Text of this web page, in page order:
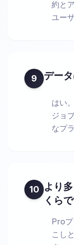
約と
ユー
9 デー
はい
ジョ
なプ
10 より
くら
Pro
こし